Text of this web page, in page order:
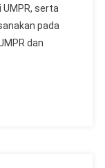
serta
pada
dan